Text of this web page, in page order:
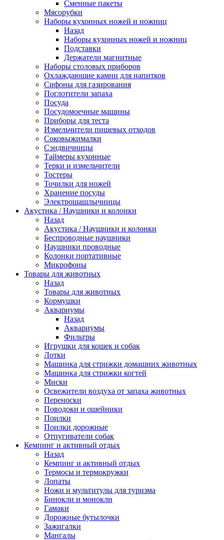
Сменные пакеты
Мясорубки
Наборы кухонных ножей и ножниц
Назад
Наборы кухонных ножей и ножниц
Подставки
Держатели магнитные
Наборы столовых приборов
Охлаждающие камни для напитков
Сифоны для газирования
Поглотители запаха
Посуда
Посудомоечные машины
Приборы для теста
Измельчители пищевых отходов
Cоковыжималки
Сэндвичницы
Таймеры кухонные
Терки и измельчители
Тостеры
Точилки для ножей
Хранение посуды
Электрошашлычницы
Акустика / Наушники и колонки
Назад
Акустика / Наушники и колонки
Беспроводные наушники
Наушники проводные
Колонки портативные
Микрофоны
Товары для животных
Назад
Товары для животных
Кормушки
Аквариумы
Назад
Аквариумы
Фильтры
Игрушки для кошек и собак
Лотки
Машинка для стрижки домашних животных
Машинка для стрижки когтей
Миски
Освежители воздуха от запаха животных
Переноски
Поводоки и ошейники
Поилки
Поилки дорожные
Отпугиватели собак
Кемпинг и активный отдых
Назад
Кемпинг и активный отдых
Термосы и термокружки
Лопаты
Ножи и мультитулы для туризма
Бинокли и монокли
Гамаки
Дорожные бутылочки
Зажигалки
Мангалы